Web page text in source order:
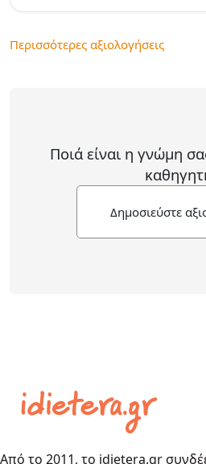
Περισσότερες αξιολογήσεις
Ποιά είναι η γνώμη
Δημοσιεύστε
Από το 2011, το idietera.gr